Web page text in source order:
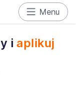
Menu
i aplikuj